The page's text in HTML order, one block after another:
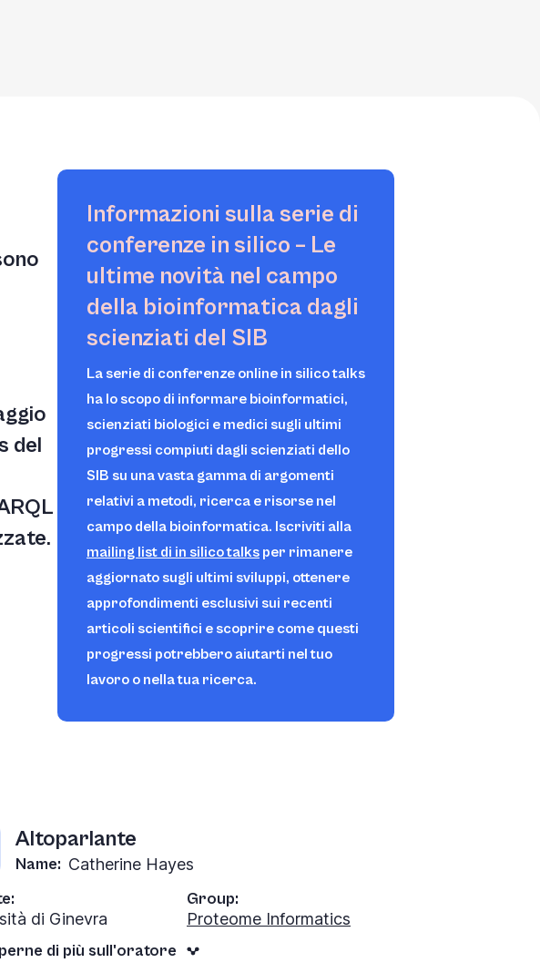
del
Informazioni sulla serie di
conferenze in silico – Le
ultime novità nel campo
della bioinformatica dagli
scienziati del SIB
La serie di conferenze online in silico talks
ha lo scopo di informare bioinformatici,
scienziati biologici e medici sugli ultimi
progressi compiuti dagli scienziati dello
SIB su una vasta gamma di argomenti
relativi a metodi, ricerca e risorse nel
campo della bioinformatica. Iscriviti alla
mailing list di in silicotalks per rimanere
aggiornato sugli ultimi sviluppi, ottenere
approfondimenti esclusivi sui recenti
articoli scientifici e scoprire come questi
progressi potrebbero aiutarti nel tuo
lavoro o nella tua ricerca.
Altoparlante
Name: Catherine Hayes
di Ginevra
Group:
Proteome Informatics
di più sull'oratore